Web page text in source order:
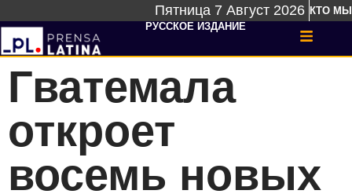
Пятница 7 Август 2026 КТО МЫ
РУССКОЕ ИЗДАНИЕ
Гватемала
откроет
восемь новых